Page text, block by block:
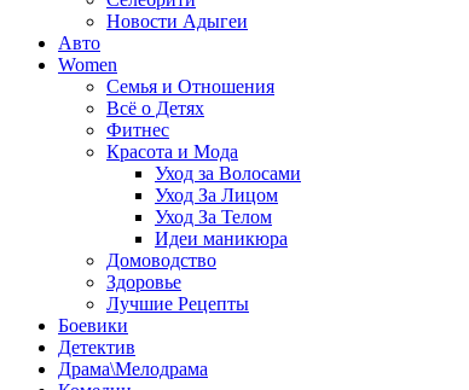
Новости Адыгеи
Авто
Women
Семья и Отношения
Всё о Детях
Фитнес
Красота и Мода
Уход за Волосами
Уход За Лицом
Уход За Телом
Идеи маникюра
Домоводство
Здоровье
Лучшие Рецепты
Боевики
Детектив
Драма\Мелодрама